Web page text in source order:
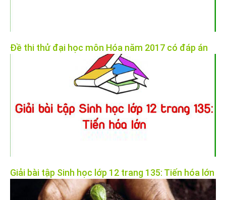
Đề thi thử đại học môn Hóa năm 2017 có đáp án
Giải bài tập Sinh học lớp 12 trang 135: Tiến hóa lớn